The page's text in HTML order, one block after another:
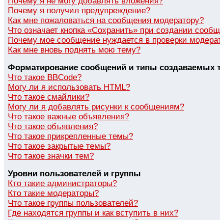
Почему я получил предупреждение?
Как мне пожаловаться на сообщения модератору?
Что означает кнопка «Сохранить» при создании
Почему мое сообщение нуждается в проверки
Как мне вновь поднять мою тему?
Форматирование сообщений и типы создаваемых
Что такое BBCode?
Могу ли я использовать HTML?
Что такое смайлики?
Могу ли я добавлять рисунки к сообщениям?
Что такое важные объявления?
Что такое объявления?
Что такое прикрепленные темы?
Что такое закрытые темы?
Что такое значки тем?
Уровни пользователей и группы
Кто такие администраторы?
Кто такие модераторы?
Что такое группы пользователей?
Где находятся группы и как вступить в них?